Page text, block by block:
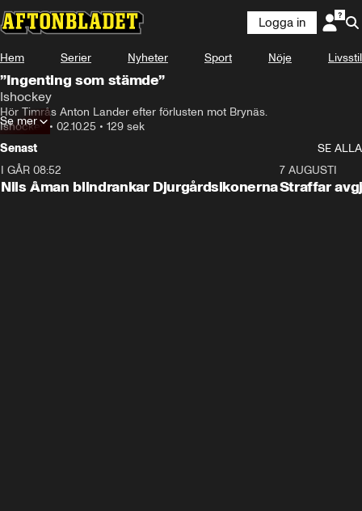
Logga in
Hem Serier Nyheter Sport Nöje Livsstil
”Ingenting som stämde”
Ishockey
Hör Timrås Anton Lander efter förlusten mot Brynäs.
Ishockey• 02.10.25 • 129 sek
Se mer
Senast
SE ALLA
I GÅR 08:52
Nils Åman blindrankar Djurgårdsikonerna
7 AUGUSTI
Straffar